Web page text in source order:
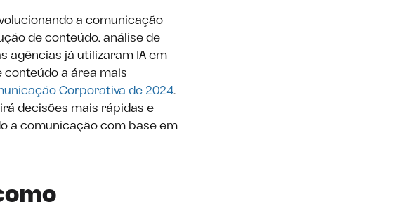
a comunicação
de conteúdo, análise de
agências já utilizaram IA em
a área mais
Corporativa de 2024.
decisões mais rápidas e
a comunicação com base em